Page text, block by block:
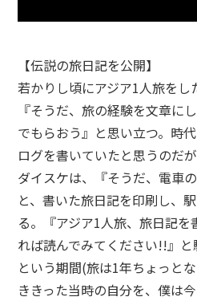
【伝説の旅日記を公開】
若かりし頃にアジア1人旅をし
『そうだ、旅の経験を文章に
でもらおう』と思い立つ。時
ログを書いていたと思うのだ
ダイスケは、『そうだ、電車
と、書いた旅日記を印刷し、
る。『アジア1人旅、旅日記を
れば読んでみてください!!』
という期間(旅は1年ちょっと
ききった当時の自分を、僕は